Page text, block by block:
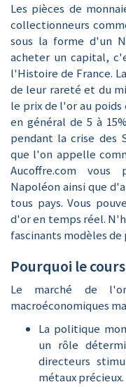
Les pièces de
collectionneurs
sous la forme d'un
acheter un capital,
l'Histoire de France.
de leur rareté et du
le prix de l'or au
en général de 5 à
pendant la crise des
que l'on appelle
Aucoffre.com vous
Napoléon ainsi que
tous pays. Vous
d'or en temps réel.
fascinants modèles
Pourquoi le
Le marché de
macroéconomiques
La politique
un rôle
directeurs
métaux précieux.